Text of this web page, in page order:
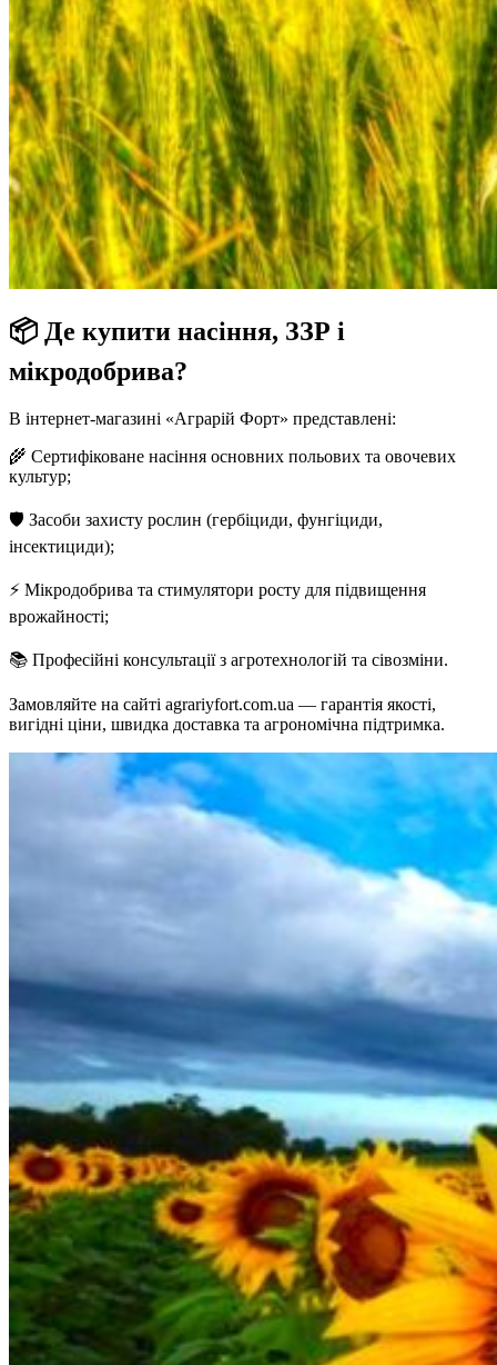
📦 Де купити насіння, ЗЗР і
мікродобрива?
В інтернет-магазині «Аграрій Форт» представлені:
🌾 Сертифіковане насіння основних польових та овочевих
культур;
🛡 Засоби захисту рослин (гербіциди, фунгіциди,
інсектициди);
⚡ Мікродобрива та стимулятори росту для підвищення
врожайності;
📚 Професійні консультації з агротехнологій та сівозміни.
Замовляйте на сайті agrariyfort.com.ua — гарантія якості,
вигідні ціни, швидка доставка та агрономічна підтримка.